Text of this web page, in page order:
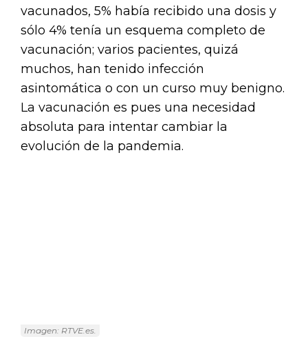
vacunados, 5% había recibido una dosis y
sólo 4% tenía un esquema completo de
vacunación; varios pacientes, quizá
muchos, han tenido infección
asintomática o con un curso muy benigno.
La vacunación es pues una necesidad
absoluta para intentar cambiar la
evolución de la pandemia.
Imagen: RTVE.es.